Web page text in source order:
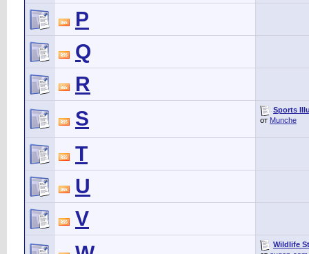
P
Q
R
S
Sports
от Munche
T
U
V
Wildlife